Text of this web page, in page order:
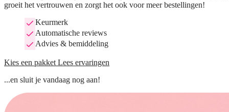
groeit het vertrouwen en zorgt het ook voor meer bestellingen!
Keurmerk
Automatische reviews
Advies & bemiddeling
Kies een pakket Lees ervaringen
...en sluit je vandaag nog aan!